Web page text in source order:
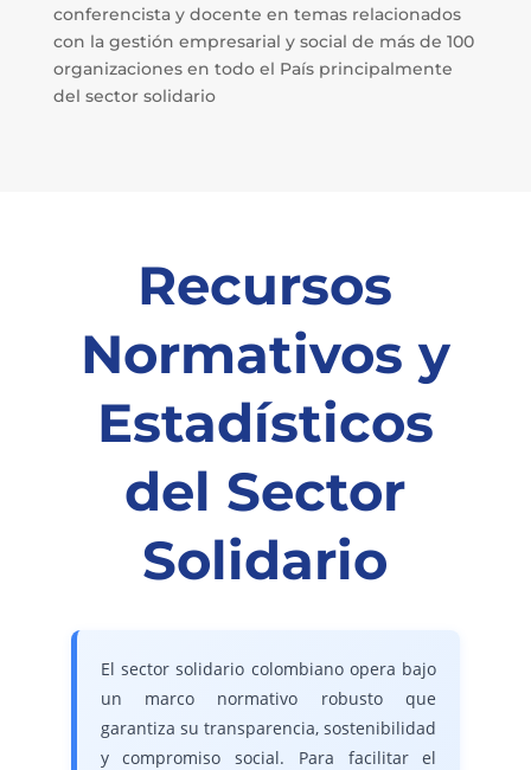
conferencista y docente en temas relacionados
con la gestión empresarial y social de más de 100
organizaciones en todo el País principalmente
del sector solidario
Recursos
Normativos y
Estadísticos
del Sector
Solidario
El sector solidario colombiano opera bajo
un marco normativo robusto que
garantiza su transparencia, sostenibilidad
y compromiso social. Para facilitar el